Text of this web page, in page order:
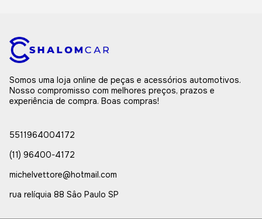
Somos uma loja online de peças e acessórios automotivos.
Nosso compromisso com melhores preços, prazos e
experiência de compra. Boas compras!
5511964004172
(11) 96400-4172
michelvettore@hotmail.com
rua relíquia 88 Sâo Paulo SP